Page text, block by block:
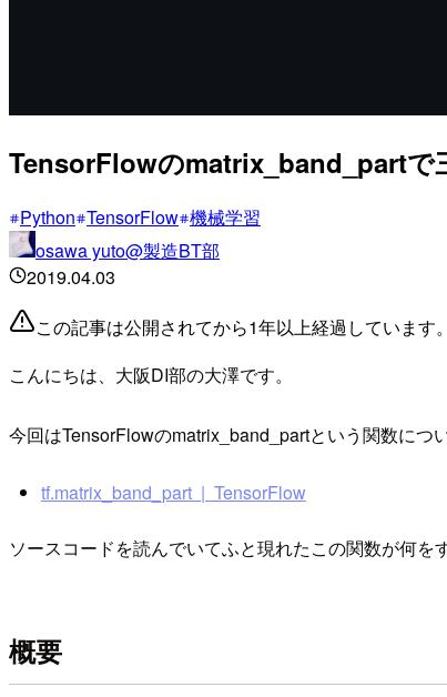
TensorFlowのmatrix_band_partで
Python TensorFlow 機械学習
osawa yuto@製造BT部
2019.04.03
この記事は公開されてから1年以上経過しています
こんにちは、大阪DI部の大澤です。
今回はTensorFlowのmatrix_band_partという関数につ
tf.matrix_band_part | TensorFlow
ソースコードを読んでいてふと現れたこの関数が何
概要